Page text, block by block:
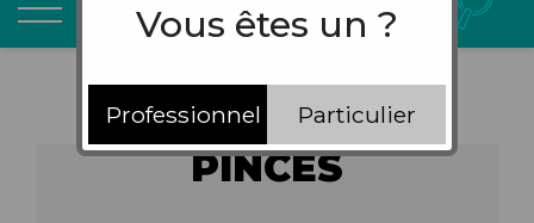
PINCES
Vous êtes un ?
Professionnel Particulier